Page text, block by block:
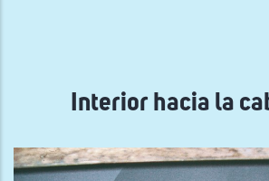
Interior hacia la